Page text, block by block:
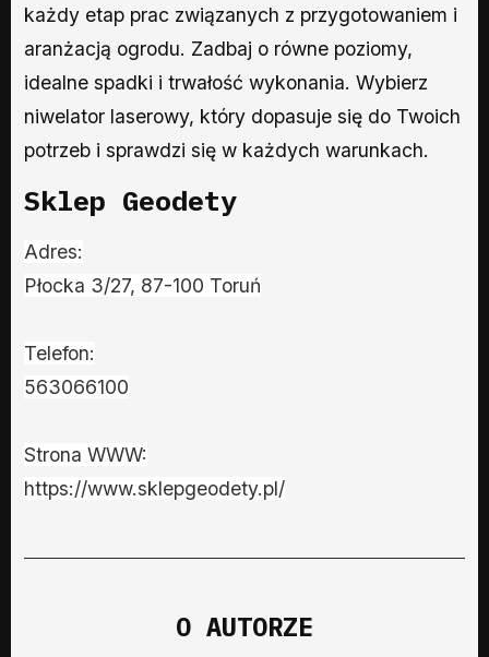
każdy etap prac związanych z przygotowaniem i
aranżacją ogrodu. Zadbaj o równe poziomy,
idealne spadki i trwałość wykonania. Wybierz
niwelator laserowy, który dopasuje się do Twoich
potrzeb i sprawdzi się w każdych warunkach.
Sklep Geodety
Adres:
Płocka 3/27, 87-100 Toruń
Telefon:
563066100
Strona WWW:
https://www.sklepgeodety.pl/
O AUTORZE